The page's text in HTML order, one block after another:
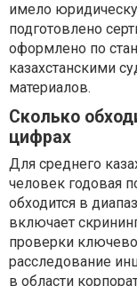
имело
подготовлено
оформлено по
казахстанскими
материалов.
Сколько
цифрах
Для среднего
человек годовая
обходится в
включает
проверки
расследование
в области